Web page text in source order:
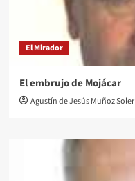
El Mirador
El embrujo de Mojácar
Agustín de Jesús Muñoz Soler